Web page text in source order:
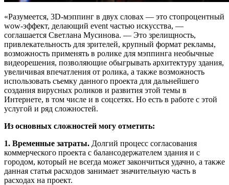
«Разумеется, 3D-мэппинг в двух словах — это стопроцентный
wow-эффект, делающий event частью искусства, —
соглашается Светлана Мусинова. — Это зрелищность,
привлекательность для зрителей, крупный формат рекламы,
возможность применять в ролике для мэппинга необычные
видеорешения, позволяющие обыгрывать архитектуру здания,
увеличивая впечатления от ролика, а также возможность
использовать съемку данного проекта для дальнейшего
создания вирусных роликов и развития этой темы в
Интернете, в том числе и в соцсетях. Но есть в работе с этой
услугой и ряд сложностей.
Из основных сложностей могу отметить:
1. Временные затраты. Долгий процесс согласования
коммерческого проекта с балансодержателем здания и с
городом, который не всегда может закончиться удачно, а также
данная статья расходов занимает значительную часть в
расходах на проект.